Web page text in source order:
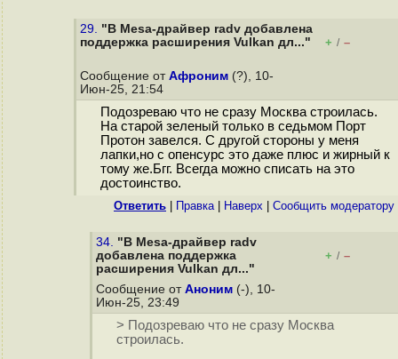
29. "В Mesa-драйвер radv добавлена
поддержка расширения Vulkan дл..."
+ / –
Сообщение от Афроним (?), 10-
Июн-25, 21:54
Подозреваю что не сразу Москва строилась.
На старой зеленый только в седьмом Порт
Протон завелся. С другой стороны у меня
лапки,но с опенсурс это даже плюс и жирный к
тому же.Бгг. Всегда можно списать на это
достоинство.
Ответить Правка| Наверх Cообщить модератору
34. "В Mesa-драйвер radv
добавлена поддержка
расширения Vulkan дл..."
+ / –
Сообщение от Аноним (-), 10-
Июн-25, 23:49
> Подозреваю что не сразу Москва
строилась.